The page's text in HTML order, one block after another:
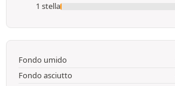
1 stella
Fondo umido
Fondo asciutto